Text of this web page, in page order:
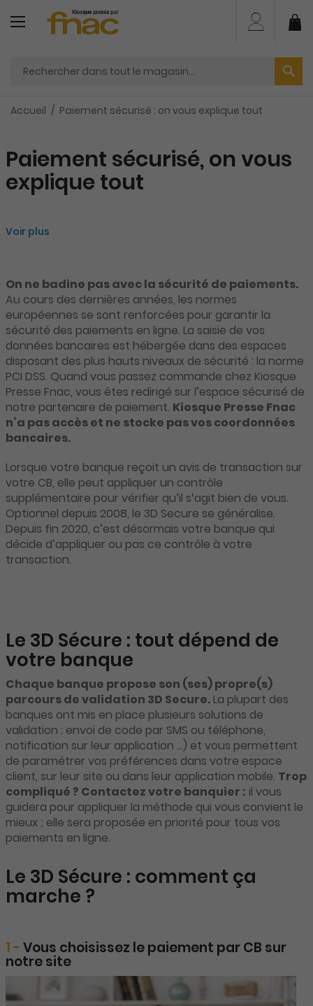
contenu
Accueil Paiement sécurisé : on vous explique tout
Paiement sécurisé, on vous
explique tout
Voir plus
On ne badine pas avec la sécurité de paiements.
Au cours des dernières années, les normes
européennes se sont renforcées pour garantir la
sécurité des paiements en ligne. La saisie de vos
données bancaires est hébergée dans des espaces
disposant des plus hauts niveaux de sécurité : la norme
PCI DSS. Quand vous passez commande chez Kiosque
Presse Fnac, vous êtes redirigé sur l’espace sécurisé de
notre partenaire de paiement. Kiosque Presse Fnac
n’a pas accès et ne stocke pas vos coordonnées
bancaires.
Lorsque votre banque reçoit un avis de transaction sur
votre CB, elle peut appliquer un contrôle
supplémentaire pour vérifier qu’il s‘agit bien de vous.
Optionnel depuis 2008, le 3D Secure se généralise.
Depuis fin 2020, c’est désormais votre banque qui
décide d’appliquer ou pas ce contrôle à votre
transaction.
Le 3D Sécure : tout dépend de
votre banque
Chaque banque propose son (ses) propre(s)
parcours de validation 3D Secure. La plupart des
banques ont mis en place plusieurs solutions de
validation : envoi de code par SMS ou téléphone,
notification sur leur application …) et vous permettent
de paramétrer vos préférences dans votre espace
client, sur leur site ou dans leur application mobile. Trop
compliqué ? Contactez votre banquier : il vous
guidera pour appliquer la méthode qui vous convient le
mieux ; elle sera proposée en priorité pour tous vos
paiements en ligne.
Le 3D Sécure : comment ça
marche ?
1 - Vous choisissez le paiement par CB sur
notre site